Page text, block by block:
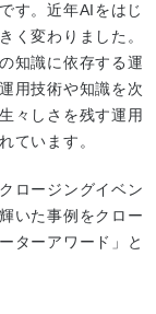
す。近年AIをはじ
く変わりました。
知識に依存する運
用技術や知識を次
々しさを残す運用
ています。
ロージングイベン
いた事例をクロー
ターアワード」と